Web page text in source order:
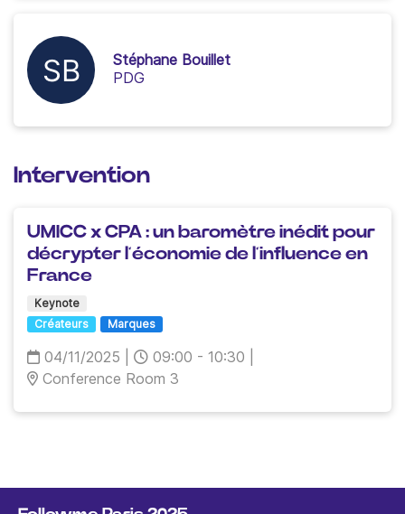
Stéphane Bouillet
PDG
Intervention
UMICC x CPA : un baromètre inédit pour
décrypter l’économie de l’influence en
France
Keynote
Créateurs
Marques
04/11/2025 09:00 - 10:30
Conference Room 3